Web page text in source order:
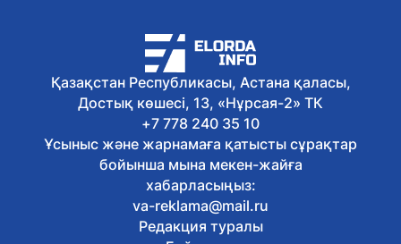
Қазақстан Республикасы, Астана қаласы,
Достық көшесі, 13, «Нұрсая-2» ТК
+7 778 240 35 10
Ұсыныс және жарнамаға қатысты сұрақтар
бойынша мына мекен-жайға
хабарласыңыз:
va-reklama@mail.ru
Редакция туралы